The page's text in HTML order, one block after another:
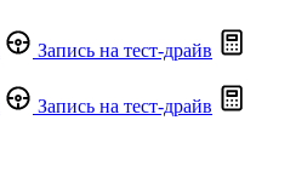
Запись на тест-драйв
Запись на тест-драйв